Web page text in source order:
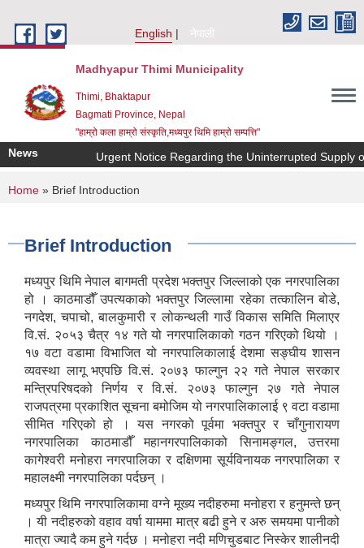
English
नेपाली
Madhyapur Thimi Municipality
Thimi, Bhaktapur
Bagmati Province, Nepal
"हाम्रो कला हाम्रो संस्कृति,मध्यपुर थिमि हाम्रो सम्पत्ति"
News Urgent Notice Regarding the Uninterrupted Supply
You are here
Home » Brief Introduction
Brief Introduction
मध्यपुर थिमि नेपाल बागमती प्रदेश भक्तपुर जिल्लाको एक नगरपालिका
हो । काठमाडौँ उपत्यकाको भक्तपुर जिल्लामा रहेका तत्कालिन बोडे,
नगदेश, चपाचो, बालकुमारी र लोकन्थली गाउँ विकास समिति मिलाएर
वि.सं. २०५३ चैत्र १४ गते यो नगरपालिकाको गठन गरिएको थियो ।
१७ वटा वडामा विभाजित यो नगरपालिकालाई देशमा सङ्घीय शासन
व्यवस्था लागू भएपछि वि.सं. २०७३ फाल्गुन २२ गते नेपाल सरकार
मन्त्रिपरिषदको निर्णय र वि.सं. २०७३ फाल्गुन २७ गते नेपाल
राजपत्रमा प्रकाशित सूचना बमोजिम यो नगरपालिकालाई ९ वटा वडामा
सीमित गरिएको हो । यस नगरको पूर्वमा भक्तपुर र चाँगुनारायण
नगरपालिका काठमाडौँ महानगरपालिकाको सिनामङ्गल, उत्तरमा
कागेश्वरी मनोहरा नगरपालिका र दक्षिणमा सूर्यविनायक नगरपालिका र
महालक्ष्मी नगरपालिका पर्दछन् ।
मध्यपुर थिमि नगरपालिकामा वग्ने मूख्य नदीहरुमा मनोहरा र हनुमन्ते छन्
। यी नदीहरुको वहाव वर्षा याममा मात्र बढी हुने र अरु समयमा पानीको
मात्रा ज्यादै कम हुने गर्दछ । मनोहरा नदी मणिचुडबाट निस्केर शालीनदी